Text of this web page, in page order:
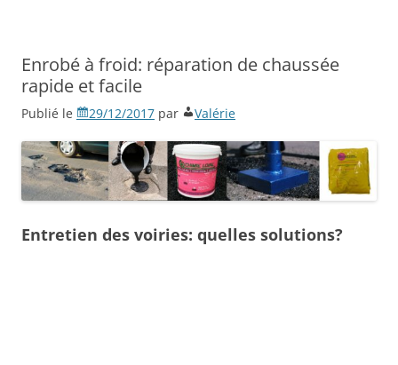
Enrobé à froid: réparation de chaussée
rapide et facile
Publié le 29/12/2017 par Valérie
Entretien des voiries: quelles solutions?